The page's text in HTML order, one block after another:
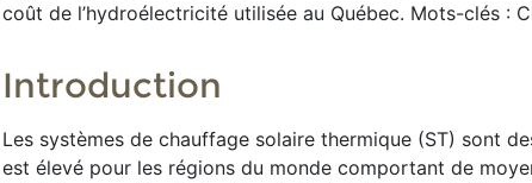
coût de l’hydroélectricité utilisée au Québec. Mots-clés :
Introduction
Les systèmes de chauffage solaire thermique (ST) sont
est élevé pour les régions du monde comportant de